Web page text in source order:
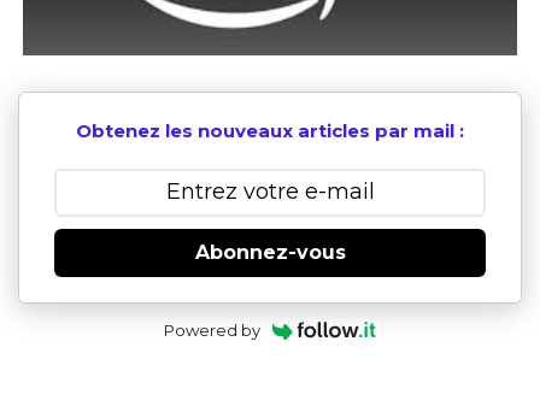
Obtenez les nouveaux articles par mail :
Abonnez-vous
Powered by